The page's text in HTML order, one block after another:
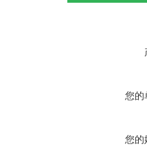
您的
您的